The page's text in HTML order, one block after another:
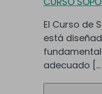
El Curso de
está
adecuado